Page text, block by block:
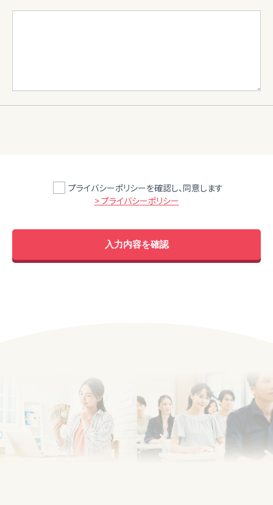
プライバシーポリシーを確認し、同意します
> プライバシーポリシー
入力内容を確認